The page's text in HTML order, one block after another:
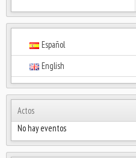
Español
English
Actos
No hay eventos